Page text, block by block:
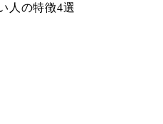
人の特徴4選